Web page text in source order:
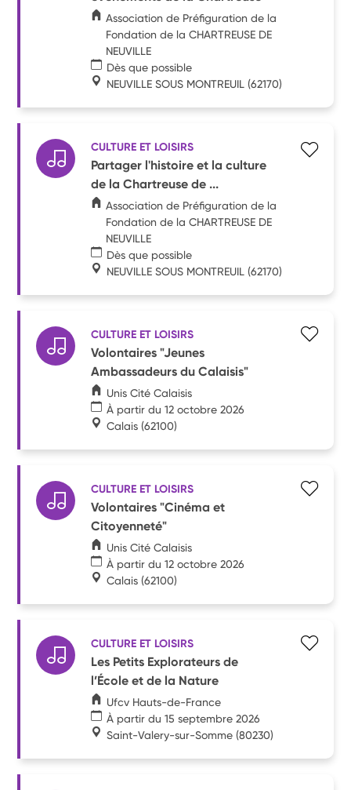
Association de Préfiguration de la
Fondation de la CHARTREUSE DE
NEUVILLE
Dès que possible
NEUVILLE SOUS MONTREUIL (62170)
CULTURE ET LOISIRS
Partager l'histoire et la culture
de la Chartreuse de ...
Association de Préfiguration de la
Fondation de la CHARTREUSE DE
NEUVILLE
Dès que possible
NEUVILLE SOUS MONTREUIL (62170)
CULTURE ET LOISIRS
Volontaires "Jeunes
Ambassadeurs du Calaisis"
Unis Cité Calaisis
À partir du 12 octobre 2026
Calais (62100)
CULTURE ET LOISIRS
Volontaires "Cinéma et
Citoyenneté"
Unis Cité Calaisis
À partir du 12 octobre 2026
Calais (62100)
CULTURE ET LOISIRS
Les Petits Explorateurs de
l’École et de la Nature
Ufcv Hauts-de-France
À partir du 15 septembre 2026
Saint-Valery-sur-Somme (80230)